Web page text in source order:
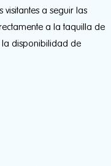
a seguir las
a la taquilla de
la disponibilidad de